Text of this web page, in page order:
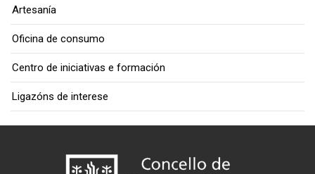
Artesanía
Oficina de consumo
Centro de iniciativas e formación
Ligazóns de interese